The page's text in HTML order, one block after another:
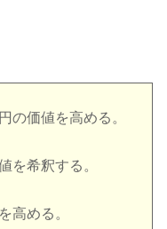
の価値を高める。
を希釈する。
高める。